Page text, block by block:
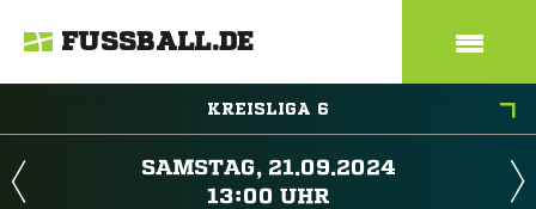
FUSSBALL.DE
KREISLIGA 6
 
 